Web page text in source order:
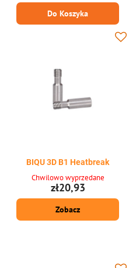
umožňuje rychlejší odvod tepla a stabilní
extruzi. Je ideální pro uživatele, kteří
chtějí konzistentní výsledky tisku i při
vysokých průtokových rychlostech.
Do Koszyka
BIQU 3D B1 Heatbreak
Chwilowo wyprzedane
zł20,93
Zobacz